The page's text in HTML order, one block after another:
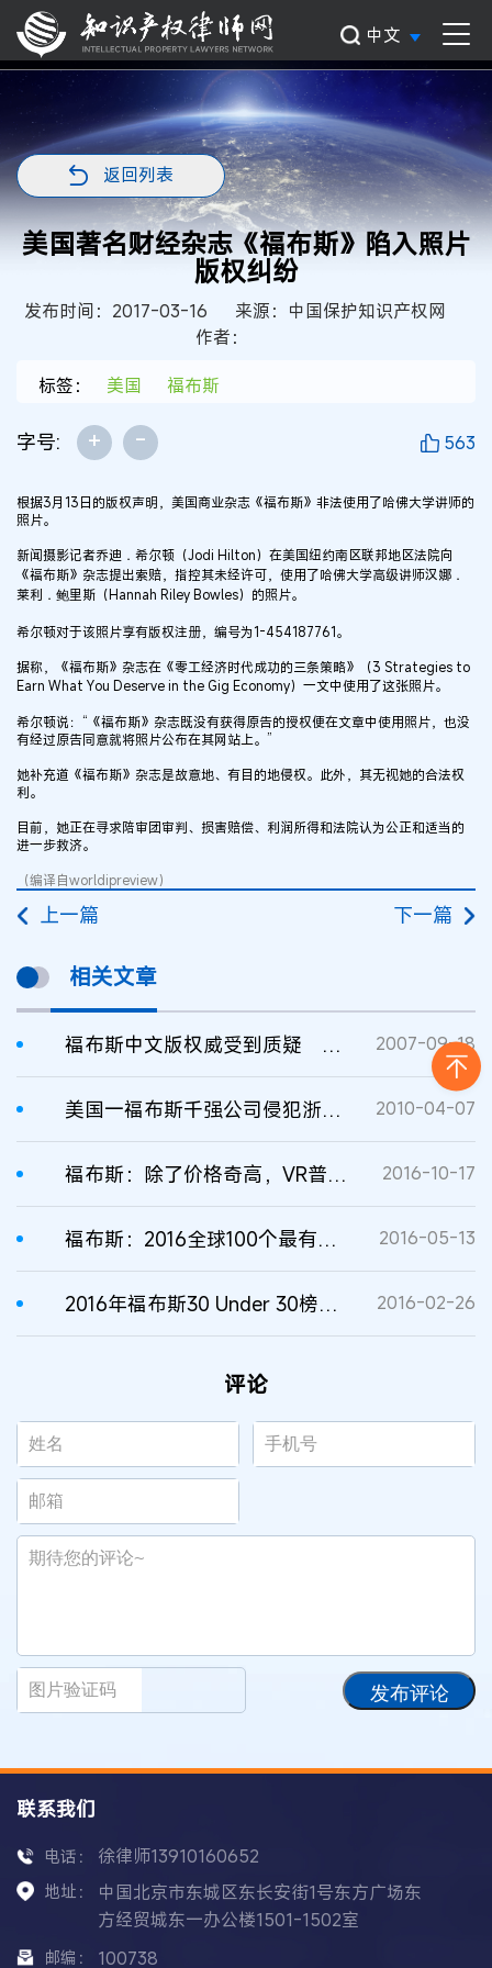
中文
返回列表
美国著名财经杂志《福布斯》陷入照片
版权纠纷
发布时间：2017-03-16
来源：中国保护知识产权网
作者：
标签：
美国 福布斯
字号: + - 563
根据3月13日的版权声明，美国商业杂志《福布斯》非法使用了哈佛大学讲师的
照片。
新闻摄影记者乔迪．希尔顿（Jodi Hilton）在美国纽约南区联邦地区法院向
《福布斯》杂志提出索赔，指控其未经许可，使用了哈佛大学高级讲师汉娜．
莱利．鲍里斯（Hannah Riley Bowles）的照片。
希尔顿对于该照片享有版权注册，编号为1-454187761。
据称，《福布斯》杂志在《零工经济时代成功的三条策略》（3 Strategies to
Earn What You Deserve in the Gig Economy）一文中使用了这张照片。
希尔顿说：“《福布斯》杂志既没有获得原告的授权便在文章中使用照片，也没
有经过原告同意就将照片公布在其网站上。”
她补充道《福布斯》杂志是故意地、有目的地侵权。此外，其无视她的合法权
利。
目前，她正在寻求陪审团审判、损害赔偿、利润所得和法院认为公正和适当的
进一步救济。
（编译自worldipreview）
上一篇 下一篇
相关文章
福布斯中文版权威受到质疑 福布斯总部回应 2007-09-18
美国一福布斯千强公司侵犯浙江企业商标赔偿30万 2010-04-07
福布斯：除了价格奇高，VR普及还面临这八个障碍 2016-10-17
福布斯：2016全球100个最有价值品牌排行榜 2016-05-13
2016年福布斯30 Under 30榜最值得关注的国内创业者 2016-02-26
评论
发布评论
联系我们
电话： 徐律师13910160652
地址：
中国北京市东城区东长安街1号东方广场东
方经贸城东一办公楼1501-1502室
邮编： 100738